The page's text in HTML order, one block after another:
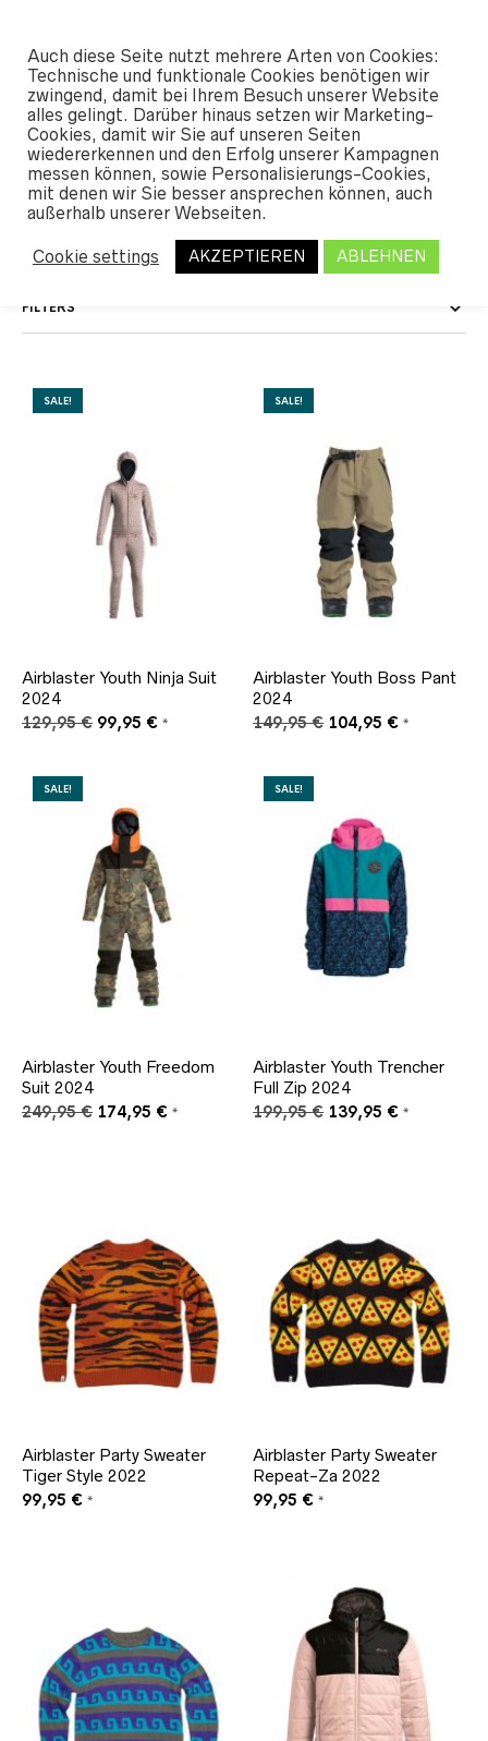
START/ PRODUKT GRÖSSE / XS
XS
FILTERS
SALE!
Airblaster Youth Ninja Suit
2024
129,95€ Ursprünglicher
99,95 €Aktueller
*
SALE!
Airblaster Youth Boss Pant
2024
149,95€ Ursprünglicher
104,95 €Aktueller
*
SALE!
Airblaster Youth Freedom
Suit 2024
249,95€ Ursprünglicher
174,95 €Aktueller
*
SALE!
Airblaster Youth Trencher
Full Zip 2024
199,95€ Ursprünglicher
139,95 €Aktueller
*
Airblaster Party Sweater
Tiger Style 2022
99,95 € *
Airblaster Party Sweater
Repeat-Za 2022
99,95 € *
Auch diese Seite nutzt mehrere Arten von Cookies:
Technische und funktionale Cookies benötigen wir
zwingend, damit bei Ihrem Besuch unserer Website
alles gelingt. Darüber hinaus setzen wir Marketing-
Cookies, damit wir Sie auf unseren Seiten
wiedererkennen und den Erfolg unserer Kampagnen
messen können, sowie Personalisierungs-Cookies,
mit denen wir Sie besser ansprechen können, auch
außerhalb unserer Webseiten.
Cookie settings AKZEPTIEREN ABLEHNEN